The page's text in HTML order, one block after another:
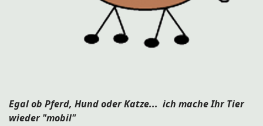
Egal ob Pferd, Hund oder Katze... ich mache Ihr Tier
wieder "mobil"